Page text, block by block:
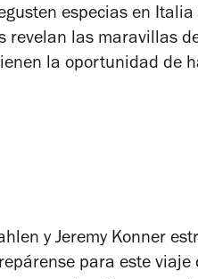
especias en
revelan las maravillas
la oportunidad de
y Jeremy Konner
para este viaje